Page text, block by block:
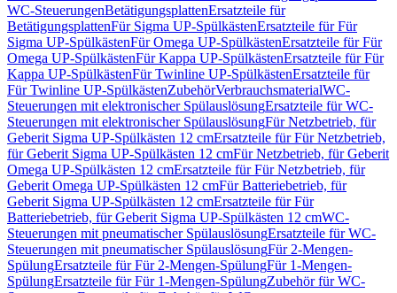
WC-SteuerungenBetätigungsplattenErsatzteile für
BetätigungsplattenFür Sigma UP-SpülkästenErsatzteile für Für
Sigma UP-SpülkästenFür Omega UP-SpülkästenErsatzteile für Für
Omega UP-SpülkästenFür Kappa UP-SpülkästenErsatzteile für Für
Kappa UP-SpülkästenFür Twinline UP-SpülkästenErsatzteile für
Für Twinline UP-SpülkästenZubehörVerbrauchsmaterialWC-
Steuerungen mit elektronischer SpülauslösungErsatzteile für WC-
Steuerungen mit elektronischer SpülauslösungFür Netzbetrieb, für
Geberit Sigma UP-Spülkästen 12 cmErsatzteile für Für Netzbetrieb,
für Geberit Sigma UP-Spülkästen 12 cmFür Netzbetrieb, für Geberit
Omega UP-Spülkästen 12 cmErsatzteile für Für Netzbetrieb, für
Geberit Omega UP-Spülkästen 12 cmFür Batteriebetrieb, für
Geberit Sigma UP-Spülkästen 12 cmErsatzteile für Für
Batteriebetrieb, für Geberit Sigma UP-Spülkästen 12 cmWC-
Steuerungen mit pneumatischer SpülauslösungErsatzteile für WC-
Steuerungen mit pneumatischer SpülauslösungFür 2-Mengen-
SpülungErsatzteile für Für 2-Mengen-SpülungFür 1-Mengen-
SpülungErsatzteile für Für 1-Mengen-SpülungZubehör für WC-